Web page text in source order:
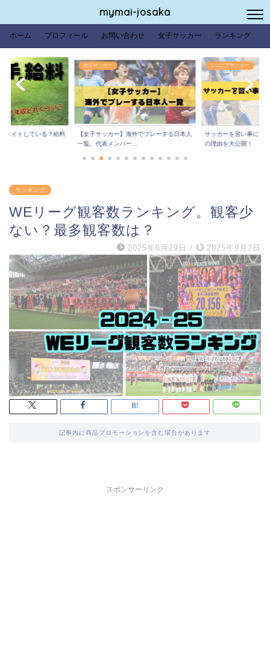
mymai-josaka
ホーム プロフィール お問い合わせ 女子サッカー ランキング
バイトしている？給料
女子サッカー
【女子サッカー】海外でプレーする日本人
一覧。代表メンバー...
ジュニアサッカー
サッカーを習い事にす
の理由を大公開！
ランキング
WEリーグ観客数ランキング。観客少
ない？最多観客数は？
2025年6月29日 / 2025年9月2日
記事内に商品プロモーションを含む場合があります
スポンサーリンク